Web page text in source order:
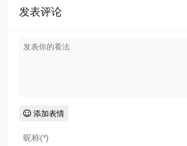
发表评论
添加表情